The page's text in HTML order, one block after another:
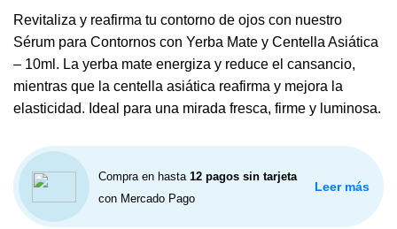
original
era:
$ 5.720.
actual
es:
$ 5.150.
Revitaliza y reafirma tu contorno de ojos con nuestro
Sérum para Contornos con Yerba Mate y Centella Asiática
– 10ml. La yerba mate energiza y reduce el cansancio,
mientras que la centella asiática reafirma y mejora la
elasticidad. Ideal para una mirada fresca, firme y luminosa.
Compra en hasta 12 pagos sin tarjeta
con Mercado Pago
Leer más